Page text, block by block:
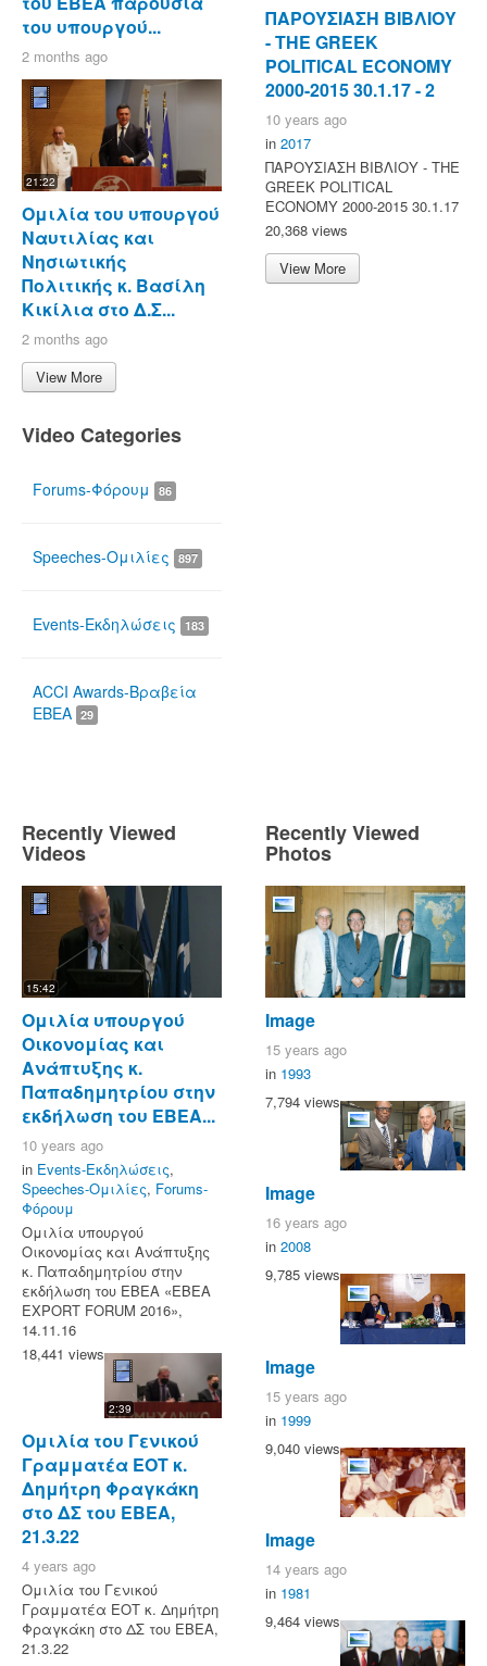
του υπουργού...
2 months ago
21:22
Ομιλία του υπουργού
Ναυτιλίας και
Νησιωτικής
Πολιτικής κ. Βασίλη
Κικίλια στο Δ.Σ...
2 months ago
View More
Video Categories
Forums-Φόρουμ 86
Speeches-Ομιλίες 897
Events-Εκδηλώσεις 183
ACCI Awards-Βραβεία
ΕΒΕΑ 29
ΠΑΡΟΥΣΙΑΣΗ ΒΙΒΛΙΟΥ
- ΤΗΕ GREEK
POLITICAL ECONOMY
2000-2015 30.1.17 - 2
10 years ago
in 2017
ΠΑΡΟΥΣΙΑΣΗ ΒΙΒΛΙΟΥ - ΤΗΕ
GREEK POLITICAL
ECONOMY 2000-2015 30.1.17
20,368 views
View More
Recently Viewed
Videos
15:42
Ομιλία υπουργού
Οικονομίας και
Ανάπτυξης κ.
Παπαδημητρίου στην
εκδήλωση του ΕΒΕΑ...
10 years ago
in Events-Εκδηλώσεις,
Speeches-Ομιλίες, Forums-
Φόρουμ
Ομιλία υπουργού
Οικονομίας και Ανάπτυξης
κ. Παπαδημητρίου στην
εκδήλωση του ΕΒΕΑ «ΕΒΕΑ
EXPORT FORUM 2016»,
14.11.16
18,441 views
2:39
Ομιλία του Γενικού
Γραμματέα ΕΟΤ κ.
Δημήτρη Φραγκάκη
στο ΔΣ του ΕΒΕΑ,
21.3.22
4 years ago
Ομιλία του Γενικού
Γραμματέα ΕΟΤ κ. Δημήτρη
Φραγκάκη στο ΔΣ του ΕΒΕΑ,
21.3.22
Recently Viewed
Photos
Image
15 years ago
in 1993
7,794 views
Image
16 years ago
in 2008
9,785 views
Image
15 years ago
in 1999
9,040 views
Image
14 years ago
in 1981
9,464 views